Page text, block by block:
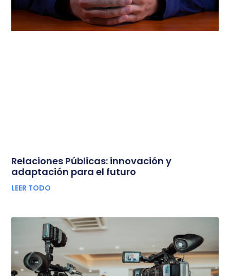
Relaciones Públicas: innovación y
adaptación para el futuro
LEER TODO